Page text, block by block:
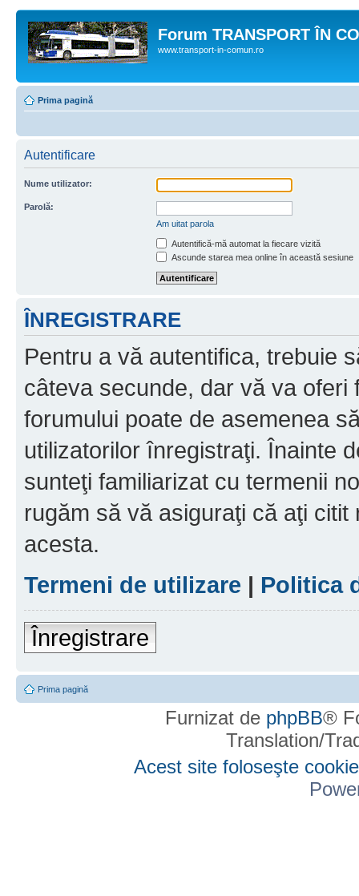
Forum TRANSPORT ÎN
www.transport-in-comun.ro
Prima pagină
Autentificare
Nume utilizator:
Parolă:
Am uitat parola
Autentifică-mă automat la fiecare vizită
Ascunde starea mea online în această sesiune
ÎNREGISTRARE
Pentru a vă autentifica, trebuie
câteva secunde, dar vă va oferi
forumului poate de asemenea
utilizatorilor înregistraţi. Înainte
sunteţi familiarizat cu termenii
rugăm să vă asiguraţi că aţi
acesta.
Termeni de utilizare | Politica
Înregistrare
Prima pagină
Furnizat de phpBB®
Translation/
Acest site foloseşte